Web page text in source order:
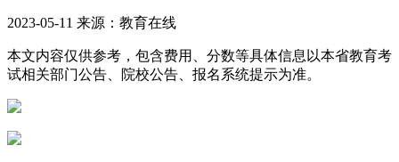
2023-05-11 来源：教育在线
本文内容仅供参考，包含费用、分数等具体信息以本省教育考
试相关部门公告、院校公告、报名系统提示为准。